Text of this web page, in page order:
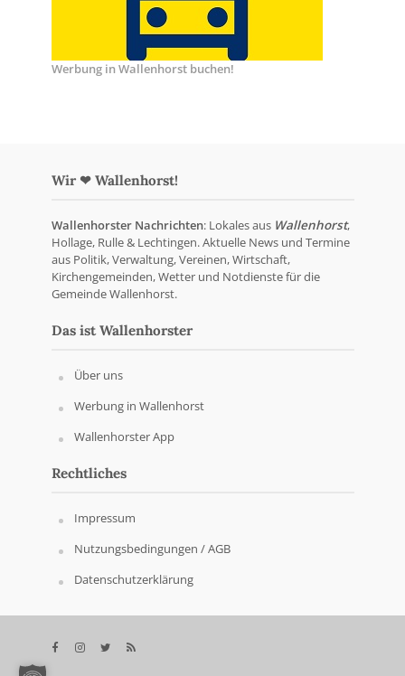
Werbung in Wallenhorst buchen!
Wir ❤ Wallenhorst!
Wallenhorster Nachrichten: Lokales aus Wallenhorst,
Hollage, Rulle & Lechtingen. Aktuelle News und Termine
aus Politik, Verwaltung, Vereinen, Wirtschaft,
Kirchengemeinden, Wetter und Notdienste für die
Gemeinde Wallenhorst.
Das ist Wallenhorster
Über uns
Werbung in Wallenhorst
Wallenhorster App
Rechtliches
Impressum
Nutzungsbedingungen / AGB
Datenschutzerklärung